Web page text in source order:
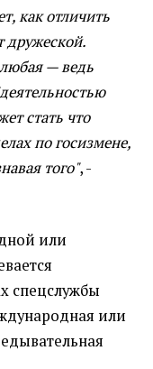
как отличить
дружеской.
— ведь
стать что
по госизмене,
того", -
или
спецслужбы
или